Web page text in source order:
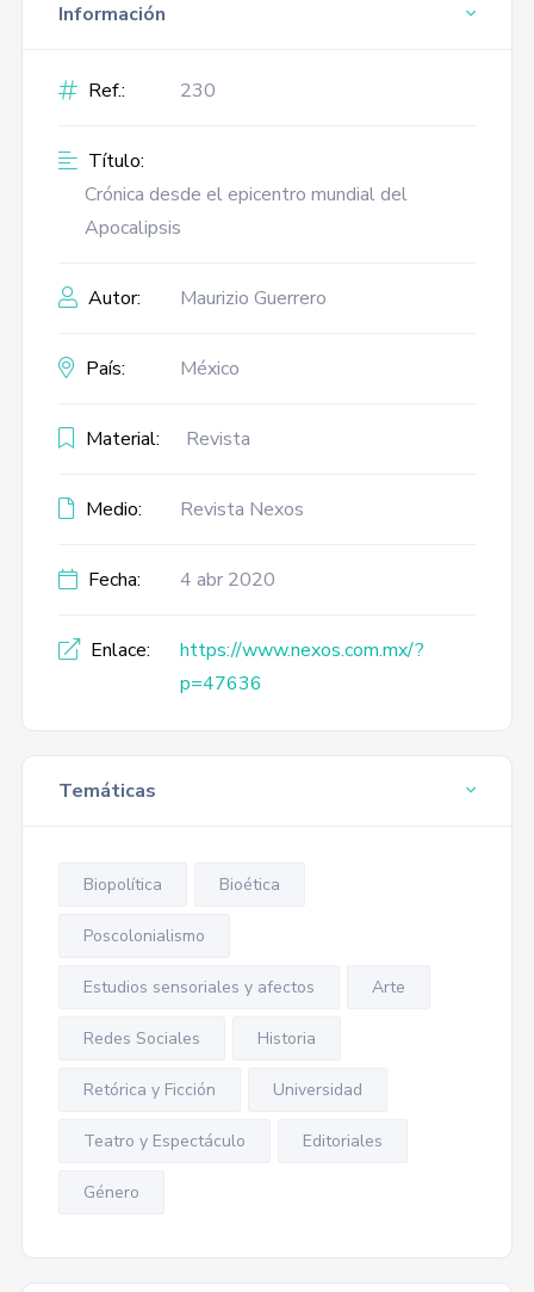
Información
Ref.: 230
Título:
Crónica desde el epicentro mundial del
Apocalipsis
Autor: Maurizio Guerrero
País: México
Material: Revista
Medio: Revista Nexos
Fecha: 4 abr 2020
Enlace:
https://www.nexos.com.mx/?
p=47636
Temáticas
Biopolítica Bioética
Poscolonialismo
Estudios sensoriales y afectos Arte
Redes Sociales Historia
Retórica y Ficción Universidad
Teatro y Espectáculo Editoriales
Género